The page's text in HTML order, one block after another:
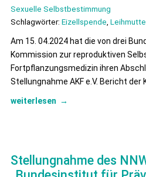
Sexuelle Selbstbestimmung
Schlagwörter: Eizellspende,
Am 15. 04.2024 hat die von drei
Kommission zur reproduktiven
Fortpflanzungsmedizin ihren
Stellungnahme AKF e.V. Bericht der
weiterlesen →
Stellungnahme des